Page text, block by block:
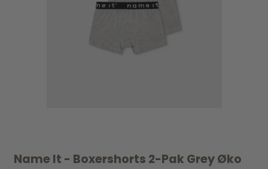
Name It - Boxershorts 2-Pak Grey Øko